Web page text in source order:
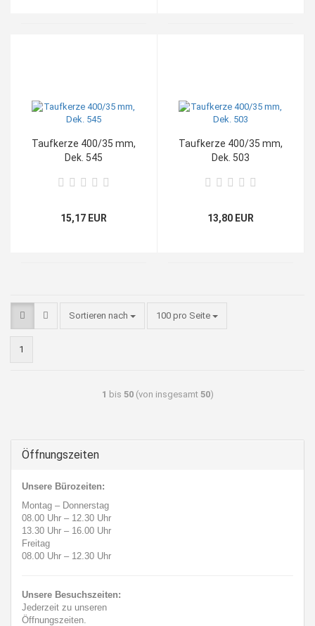
Taufkerze 400/35 mm,
Dek. 545
15,17 EUR
Taufkerze 400/35 mm,
Dek. 503
13,80 EUR
Sortieren nach 100 pro Seite
1
1 bis 50(von insgesamt 50)
Öffnungszeiten
Unsere Bürozeiten:
Montag – Donnerstag
08.00 Uhr – 12.30 Uhr
13.30 Uhr – 16.00 Uhr
Freitag
08.00 Uhr – 12.30 Uhr
Unsere Besuchszeiten:
Jederzeit zu unseren
Öffnungszeiten.